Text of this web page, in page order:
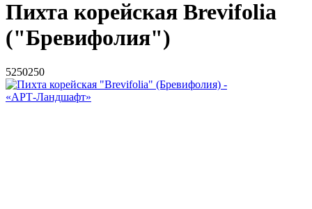
Пихта корейская Brevifolia
("Бревифолия")
5250250